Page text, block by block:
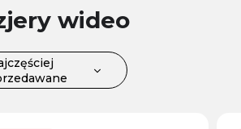
wideo